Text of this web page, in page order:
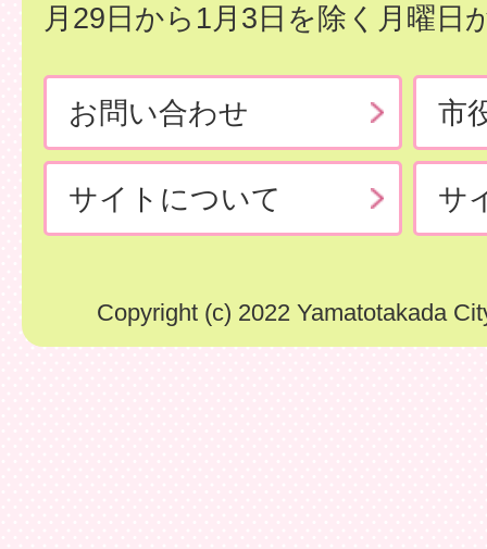
月29日から1月3日を除く月曜日
お問い合わせ 市
サイトについて サ
Copyright (c) 2022 Yamatotakada